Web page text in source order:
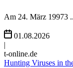
Am 24. März 19973
01.08.2026
|
t-online.de
Hunting Viruses in